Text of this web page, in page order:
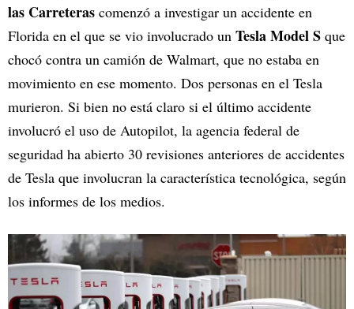
las Carreteras comenzó a investigar un accidente en
Florida en el que se vio involucrado un Tesla Model S que
chocó contra un camión de Walmart, que no estaba en
movimiento en ese momento. Dos personas en el Tesla
murieron. Si bien no está claro si el último accidente
involucró el uso de Autopilot, la agencia federal de
seguridad ha abierto 30 revisiones anteriores de accidentes
de Tesla que involucran la característica tecnológica, según
los informes de los medios.